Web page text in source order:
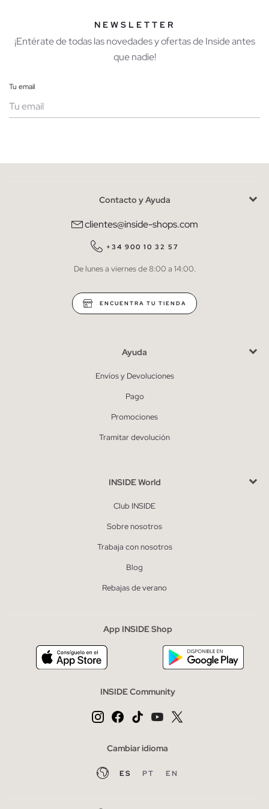
NEWSLETTER
¡Entérate de todas las novedades y ofertas de Inside antes
que nadie!
Tu email
He leído y entiendo lapolítica de privacidad
QUIERO SUSCRIBIRME
* Puedes cancelar la suscripción en cualquier momento.
Contacto y Ayuda
clientes@inside-shops.com
+34 900 10 32 57
De lunes a viernes de 8:00 a 14:00.
ENCUENTRA TU TIENDA
Ayuda
Envíos y Devoluciones
Pago
Promociones
Tramitar devolución
INSIDE World
Club INSIDE
Sobre nosotros
Trabaja con nosotros
Blog
Rebajas de verano
App INSIDE Shop
INSIDE Community
Cambiar idioma
ES PT EN